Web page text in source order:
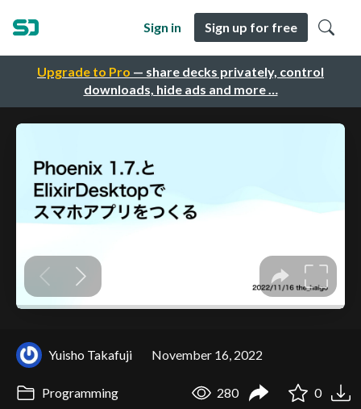
Upgrade to Pro — share decks privately, control
downloads, hide ads and more …
Sign in Sign up for free
Yuisho Takafuji November 16, 2022
Programming 280 0